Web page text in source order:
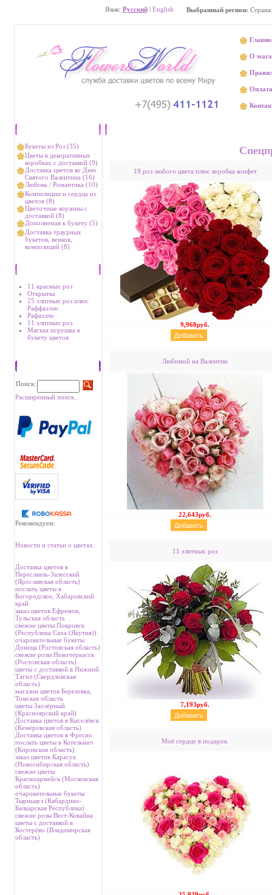
Выбранный регион: Страна:
Язык: Русский| English
О
Оплата
Букеты из Роз (35)
Цветы в декоративных
коробках с доставкой (9)
Доставка цветов ко Дню
Святого Валентина (16)
Любовь / Романтика (10)
Композиции и сердца из
цветов (8)
Цветочные корзины с
доставкой (8)
Дополнения к букету (5)
Доставка траурных
букетов, венков,
композиций (8)
11 красных роз
Открытка
25 элитных роз плюс
Раффаэлло
Рафаэлло
11 элитных роз
Мягкая игрушка к
букету цветов
Поиск:
Расширенный поиск...
Рекомендуем:
Новости и статьи о цветах.
Доставка цветов в
Переславль-Залесский
(Ярославская область)
послать цветы в
Богородское, Хабаровский
край
заказ цветов Ефремов,
Тульская область
свежие цветы Покровск
(Республика Саха (Якутия))
очаровательные букеты
Донецк (Ростовская область)
свежие розы Новочеркасск
(Ростовская область)
цветы с доставкой в Нижний
Тагил (Свердловская
область)
магазин цветов Березовка,
Томская область
цветы Заозёрный
(Красноярский край)
Доставка цветов в Киселёвск
(Кемеровская область)
Доставка цветов в Фресно
послать цветы в Котельнич
(Кировская область)
заказ цветов Карасук
(Новосибирская область)
свежие цветы
Красноармейск (Московская
область)
очаровательные букеты
Тырныауз (Кабардино-
Балкарская Республика)
свежие розы Вест-Ковайна
цветы с доставкой в
Костерёво (Владимирская
область)
19 роз любого цвета плюс коробка конфет
9,968руб.
Любимой на Валентин
22,643руб.
11 элитных роз
7,193руб.
Моё сердце в подарок.